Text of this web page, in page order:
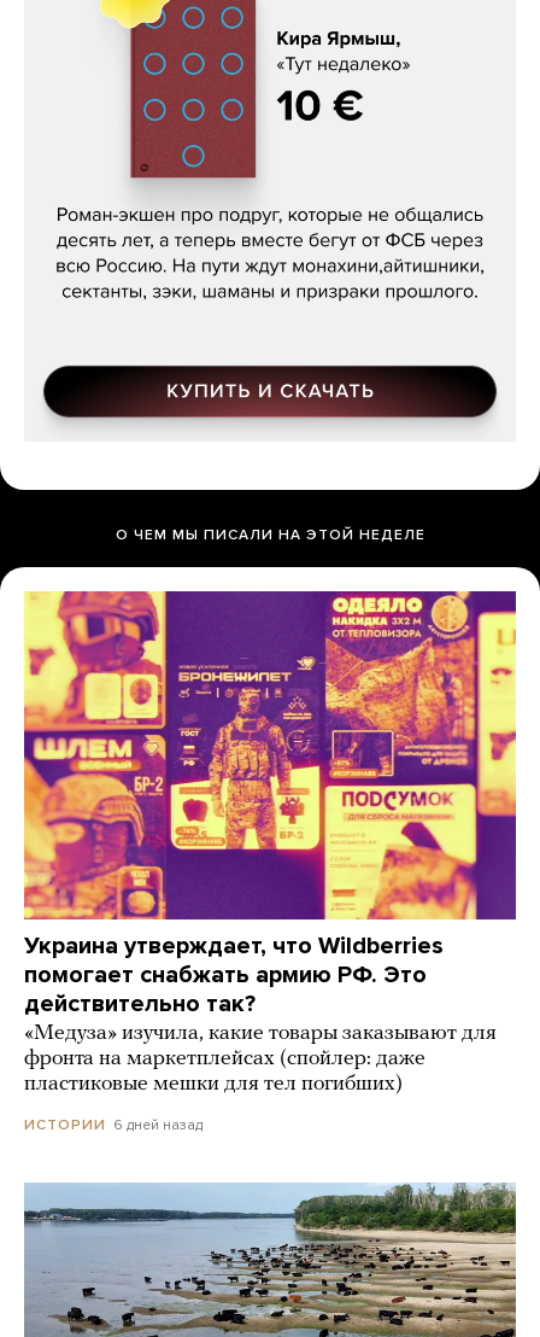
Кира Ярмыш, «Тут недалеко»
О ЧЕМ МЫ ПИСАЛИ НА ЭТОЙ НЕДЕЛЕ
Украина утверждает, что Wildberries
помогает снабжать армию РФ. Это
действительно так?
«Медуза» изучила, какие товары заказывают для
фронта на маркетплейсах (спойлер: даже
пластиковые мешки для тел погибших)
ИСТОРИИ 6 дней назад